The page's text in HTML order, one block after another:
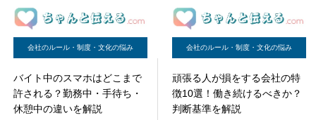
会社のルール・制度・文化の悩み
バイト中のスマホはどこまで
許される？勤務中・手待ち・
休憩中の違いを解説
会社のルール・制度・文化の悩み
頑張る人が損をする会社の特
徴10選！働き続けるべきか？
判断基準を解説